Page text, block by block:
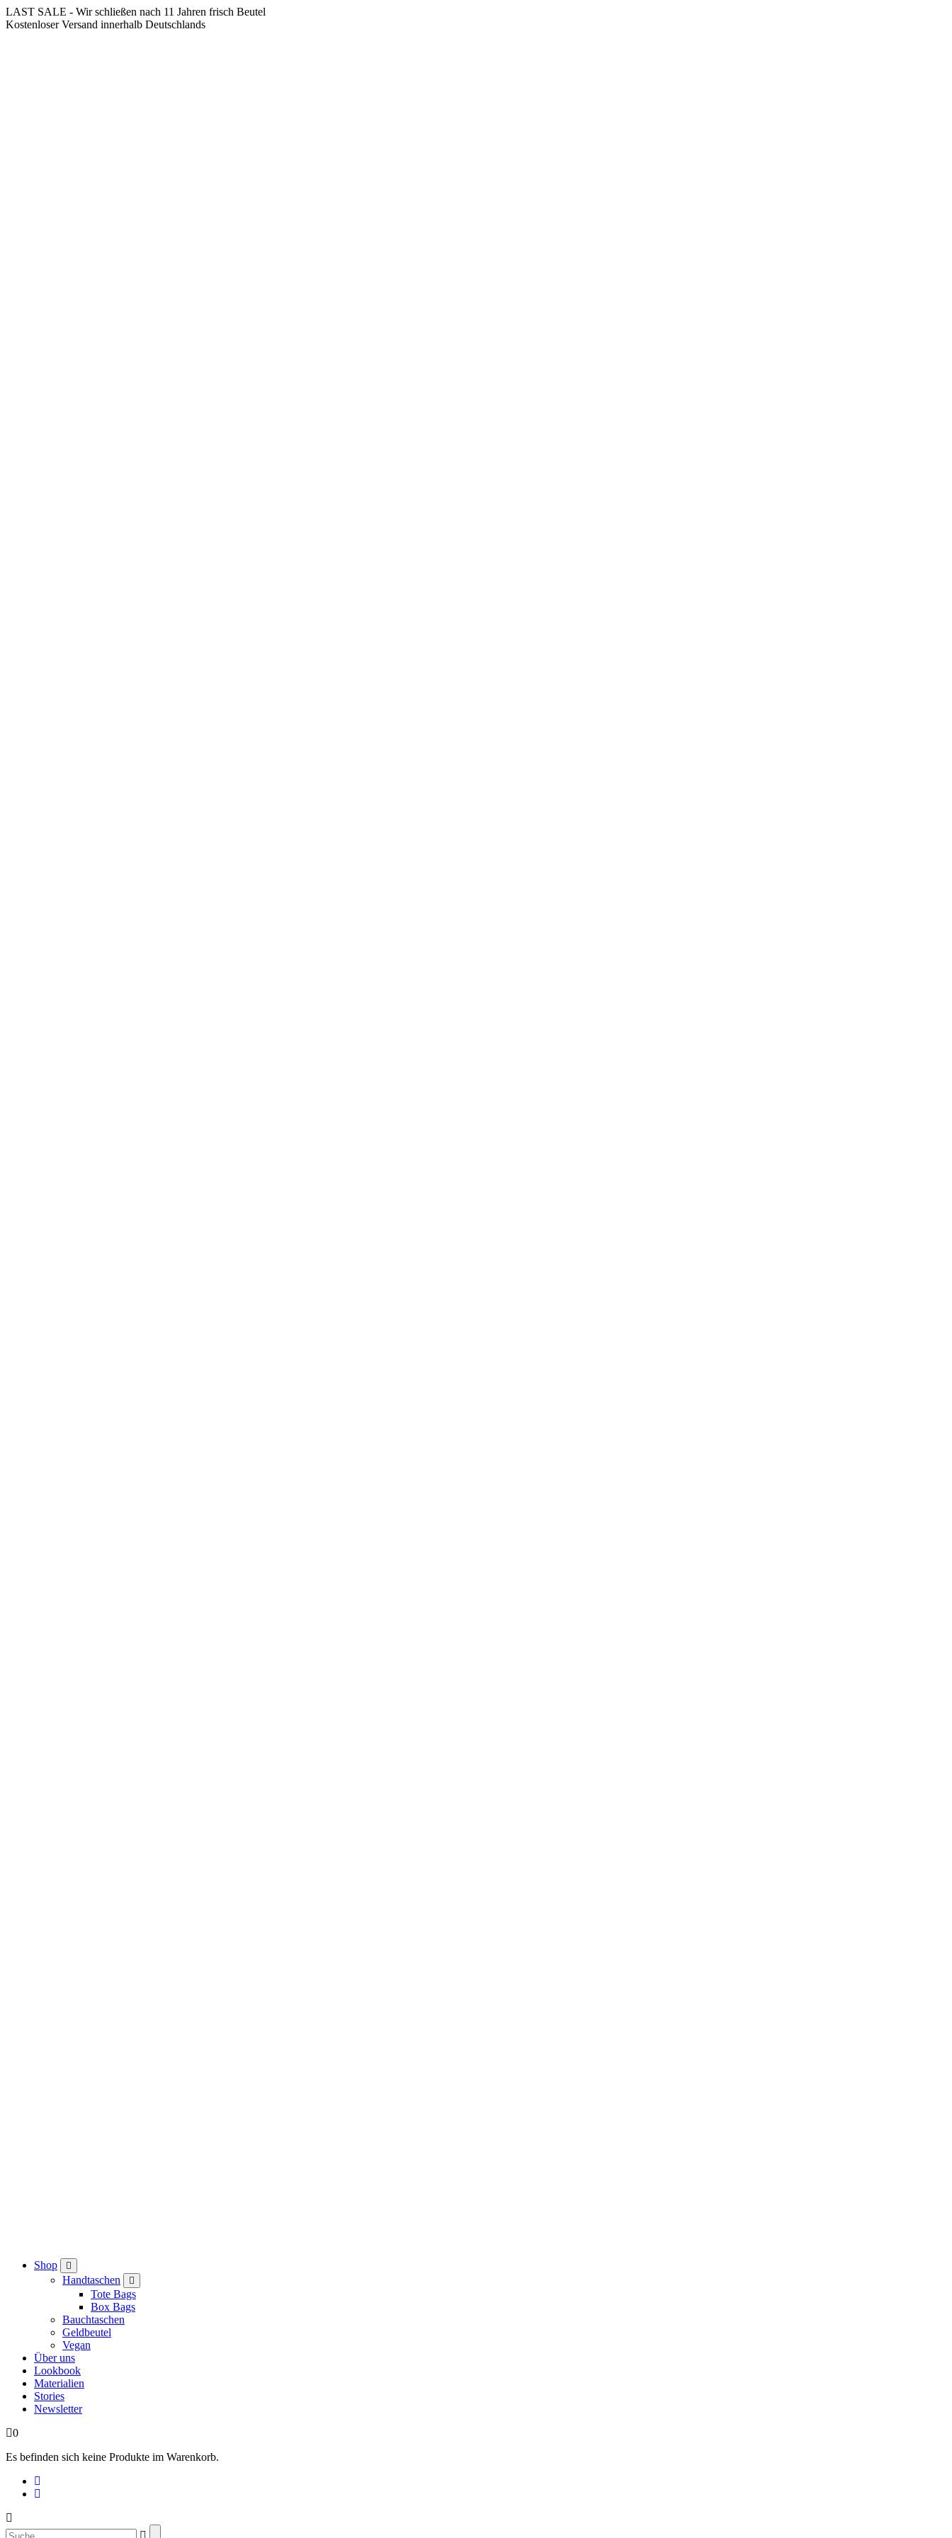
Springe
zum
LAST SALE - Wir schließen nach 11 Jahren frisch Beutel
Kostenloser Versand innerhalb Deutschlands
Shop
Handtaschen
Tote Bags
Box Bags
Bauchtaschen
Geldbeutel
Vegan
Über uns
Lookbook
Materialien
Stories
Newsletter
0
Es befinden sich keine Produkte im Warenkorb.
Suchen